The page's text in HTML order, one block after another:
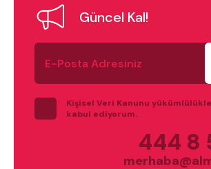
Güncel Kal!
E-
Posta
Adresiniz
Kişisel Veri Kanunu
kabul ediyorum.
444 8